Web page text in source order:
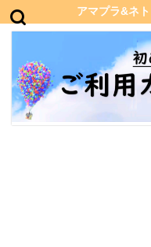
アマプラ&ネ